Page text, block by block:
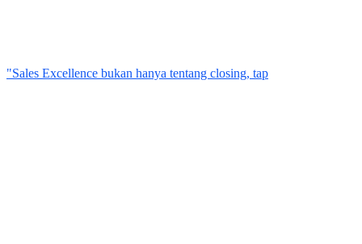
"Sales Excellence bukan hanya tentang closing, tap